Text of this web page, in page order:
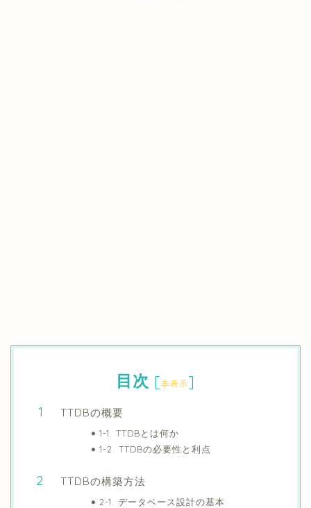
目次 [非表示]
TTDBの概要
1-1. TTDBとは何か
1-2. TTDBの必要性と利点
TTDBの構築方法
2-1. データベース設計の基本